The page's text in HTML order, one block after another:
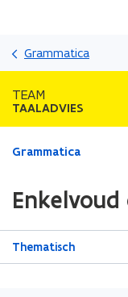
Grammatica
TEAM
TAALADVIES
Gedaan
zich
op:
Enkelvoud
Grammatica
Thematisch